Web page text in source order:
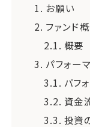
1. お願い
2. ファンド
2.1. 概要
3. パフォー
3.1. パフ
3.2. 資金
3.3. 投資